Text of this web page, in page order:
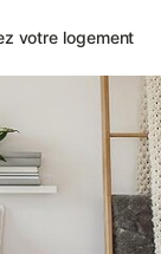
votre logement